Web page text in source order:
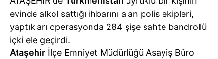
evinde alkol sattığı ihbarını alan polis ekipleri,
yaptıkları operasyonda 284 şişe sahte bandrollü
içki ele geçirdi.
Ataşehir İlçe Emniyet Müdürlüğü Asayiş Büro